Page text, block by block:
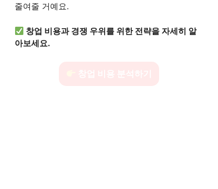
줄여줄 거예요.
창업 비용과 경쟁 우위를 위한 전략을 자세히 알
아보세요.